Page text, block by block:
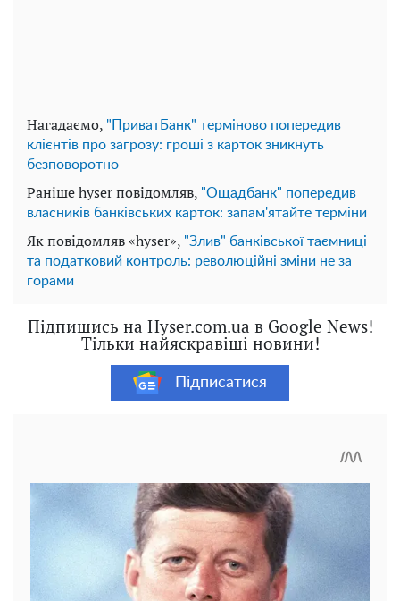
Нагадаємо, "ПриватБанк" терміново попередив
клієнтів про загрозу: гроші з карток зникнуть
безповоротно
Раніше hyser повідомляв, "Ощадбанк" попередив
власників банківських карток: запам'ятайте терміни
Як повідомляв «hyser», "Злив" банківської таємниці
та податковий контроль: революційні зміни не за
горами
Підпишись на Hyser.com.ua в Google News!
Тільки найяскравіші новини!
Підписатися